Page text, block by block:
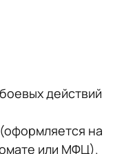
действий
на
или МФЦ).